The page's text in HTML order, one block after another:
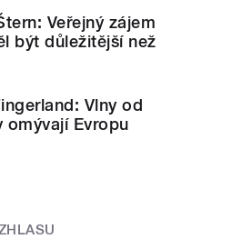
Veřejný zájem
být důležitější než
Vlny od
omývají Evropu